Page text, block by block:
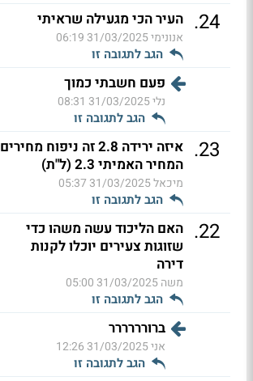
24
. העיר הכי מגעילה שראיתי
אנונימי31/03/2025 06:19
הגב לתגובה זו
פעם חשבתי כמוך
נלי31/03/2025 08:31
הגב לתגובה זו
23
.
איזה ירידה 2.8 זה ניפוח מחירים
המחיר האמיתי 2.3 (ל"ת)
מיכאל31/03/2025 05:37
הגב לתגובה זו
22
. האם הליכוד עשה משהו כדי
שזוגות צעירים יוכלו לקנות
דירה
משה31/03/2025 05:00
הגב לתגובה זו
ברורררררר
אני31/03/2025 12:26
הגב לתגובה זו